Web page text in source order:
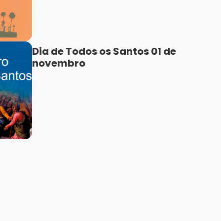
Dia de Todos os Santos 01 de
novembro